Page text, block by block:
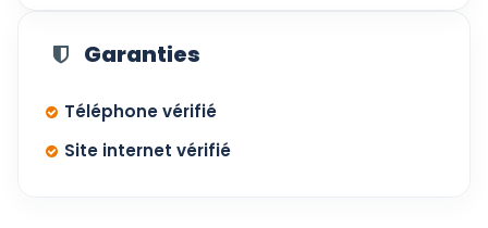
Garanties
Téléphone vérifié
Site internet vérifié